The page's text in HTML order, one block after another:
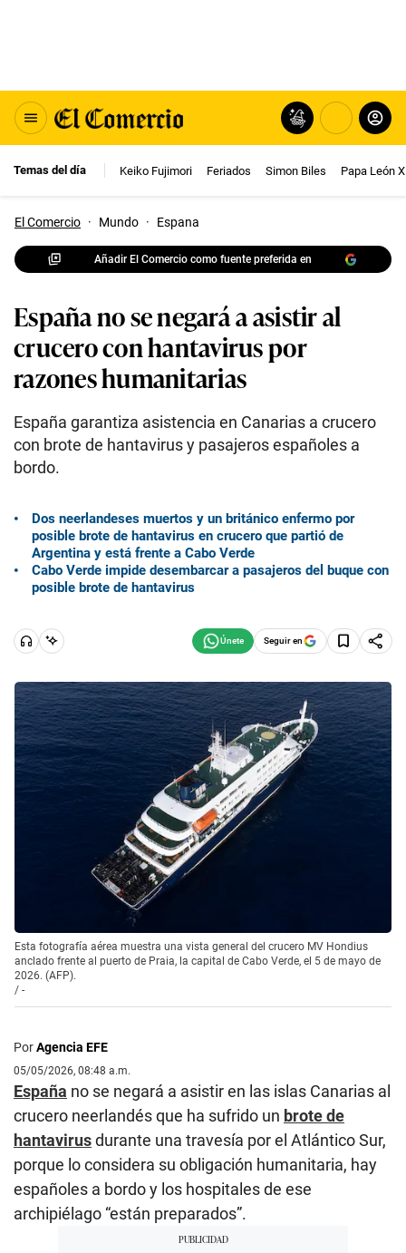
Temas del día Keiko Fujimori Feriados Simon Biles Papa León
El Comercio · Mundo · Espana
Añadir El Comercio como fuente preferida en
España no se negará a asistir al
crucero con hantavirus por
razones humanitarias
España garantiza asistencia en Canarias a crucero
con brote de hantavirus y pasajeros españoles a
bordo.
Dos neerlandeses muertos y un británico enfermo por
posible brote de hantavirus en crucero que partió de
Argentina y está frente a Cabo Verde
Cabo Verde impide desembarcar a pasajeros del buque con
posible brote de hantavirus
Seguir en
Esta fotografía aérea muestra una vista general del crucero MV Hondius
anclado frente al puerto de Praia, la capital de Cabo Verde, el 5 de mayo de
2026. (AFP).
/ -
PorAgencia EFE
05/05/2026, 08:48 a.m.
España no se negará a asistir en las islas Canarias al
crucero neerlandés que ha sufrido un brote de
hantavirusdurante una travesía por el Atlántico Sur,
porque lo considera su obligación humanitaria, hay
españoles a bordo y los hospitales de ese
archipiélago “están preparados”.